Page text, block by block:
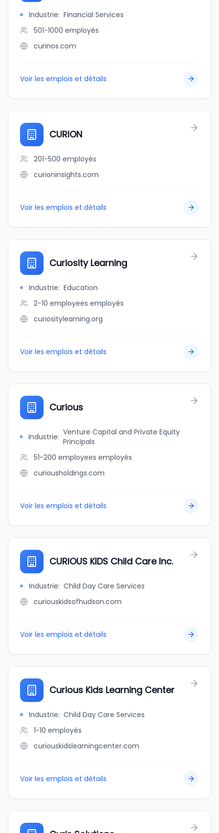
Industrie: Financial Services
501-1000 employés
curinos.com
Voir les emplois et détails
CURION
201-500 employés
curioninsights.com
Voir les emplois et détails
Curiosity Learning
Industrie: Education
2-10 employees employés
curiositylearning.org
Voir les emplois et détails
Curious
Industrie: Venture Capital and Private Equity
Principals
51-200 employees employés
curiousholdings.com
Voir les emplois et détails
CURIOUS KIDS Child Care Inc.
Industrie: Child Day Care Services
curiouskidsofhudson.com
Voir les emplois et détails
Curious Kids Learning Center
Industrie: Child Day Care Services
1-10 employés
curiouskidslearningcenter.com
Voir les emplois et détails